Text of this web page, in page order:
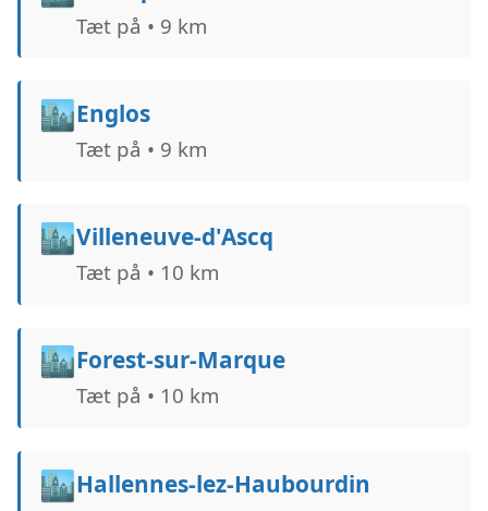
Tæt på • 9 km
🏙️Englos
Tæt på • 9 km
🏙️Villeneuve-d'Ascq
Tæt på • 10 km
🏙️Forest-sur-Marque
Tæt på • 10 km
🏙️Hallennes-lez-Haubourdin